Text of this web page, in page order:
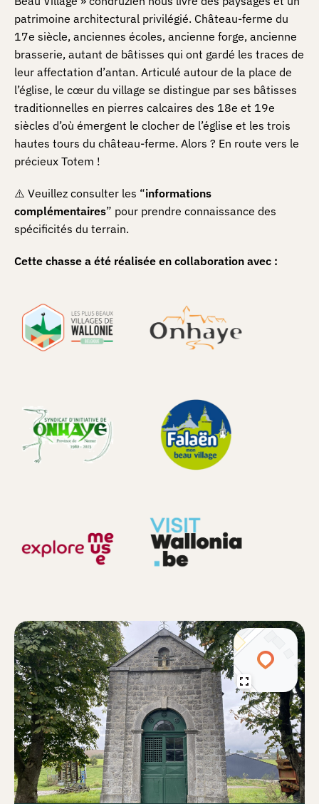
patrimoine architectural privilégié. Château-ferme du
17e siècle, anciennes écoles, ancienne forge, ancienne
brasserie, autant de bâtisses qui ont gardé les traces de
leur affectation d’antan. Articulé autour de la place de
l’église, le cœur du village se distingue par ses bâtisses
traditionnelles en pierres calcaires des 18e et 19e
siècles d’où émergent le clocher de l’église et les trois
hautes tours du château-ferme. Alors ? En route vers le
précieux Totem !
⚠️ Veuillez consulter les “informations
complémentaires” pour prendre connaissance des
spécificités du terrain.
Cette chasse a été réalisée en collaboration avec :